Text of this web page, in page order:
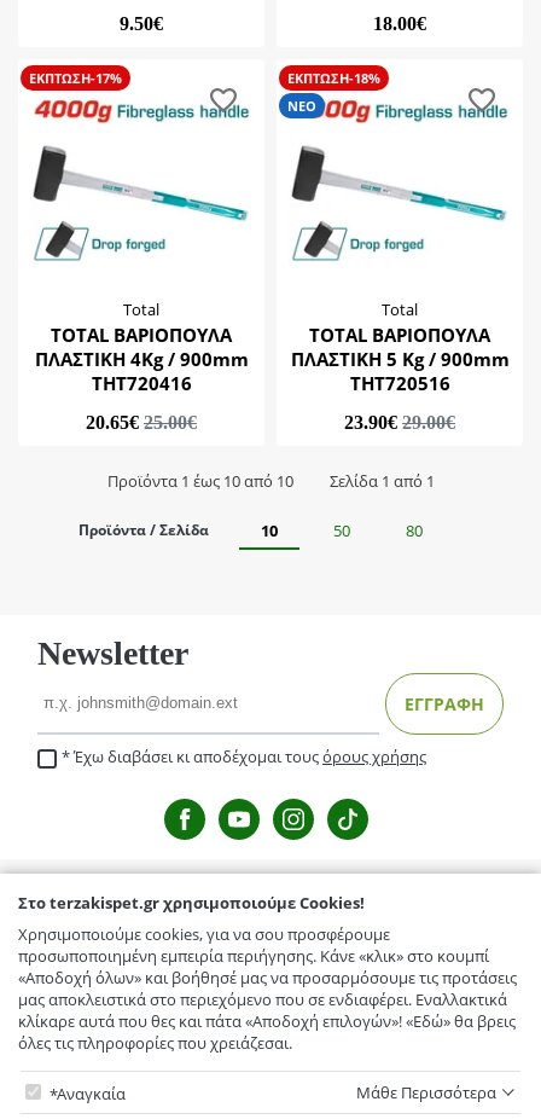
9.50€ 18.00€
ΕΚΠΤΩΣΗ-17%
Total
TOTAL ΒΑΡΙΟΠΟΥΛΑ
ΠΛΑΣΤΙΚΗ 4Kg / 900mm
THT720416
20.65€ 25.00€
ΕΚΠΤΩΣΗ-18%
ΝΕΟ
Total
TOTAL ΒΑΡΙΟΠΟΥΛΑ
ΠΛΑΣΤΙΚΗ 5 Kg / 900mm
THT720516
23.90€ 29.00€
Προϊόντα 1 έως 10 από 10 Σελίδα 1 από 1
Προϊόντα / Σελίδα 10 50 80
Newsletter
ΕΓΓΡΑΦΗ
Έχω διαβάσει κι αποδέχομαι τουςόρους χρήσης
TERZAKISPET.GR
Μενέλαου Παρλαμά 32,Γιόφυρος
Κόμβος Γαζίου-Κρουσώνα, Γάζι
Ελευθερίου Βενιζέλου 56, Αρκαλοχώρι
Κόμβος Πεζών , Πεζά
ΕΞΥΠΗΡΕΤΗΣΗ ΠΕΛΑΤΩΝ
Τρόποι Αποστολής / Μεταφορικά
Επιστροφές προϊόντων
Συχνές ερωτήσεις
Όροι χρήσης
TERZAKISPET.GR
Εταιρικό προφίλ
Επικοινωνία
Στο terzakispet.gr χρησιμοποιούμε Cookies!
Χρησιμοποιούμε cookies, για να σου προσφέρουμε
προσωποποιημένη εμπειρία περιήγησης. Κάνε «κλικ» στο κουμπί
«Αποδοχή όλων» και βοήθησέ μας να προσαρμόσουμε τις προτάσεις
μας αποκλειστικά στο περιεχόμενο που σε ενδιαφέρει. Εναλλακτικά
κλίκαρε αυτά που θες και πάτα «Αποδοχή επιλογών»! «Εδώ» θα βρεις
όλες τις πληροφορίες που χρειάζεσαι.
Στο terzakispet.gr χρησιμοποιούμε Cookies!
Αναγκαία Μάθε Περισσότερα